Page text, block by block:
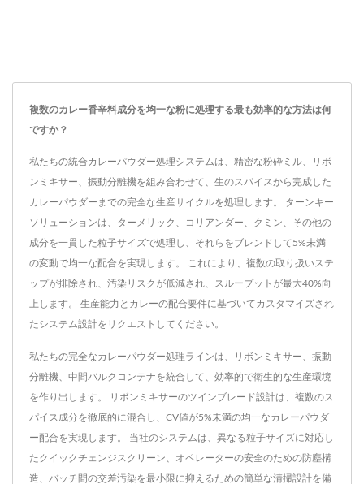
複数のカレー香辛料成分を均一な粉に処理する最も効率的な方法は何
ですか？
私たちの統合カレーパウダー処理システムは、精密な粉砕ミル、リボ
ンミキサー、振動分離機を組み合わせて、生のスパイスから完成した
カレーパウダーまでの完全な生産サイクルを処理します。 ターンキー
ソリューションは、ターメリック、コリアンダー、クミン、その他の
成分を一貫した粒子サイズで処理し、それらをブレンドして5%未満
の変動で均一な配合を実現します。 これにより、複数の取り扱いステ
ップが排除され、汚染リスクが低減され、スループットが最大40%向
上します。 生産能力とカレーの配合要件に基づいてカスタマイズされ
たシステム設計をリクエストしてください。
私たちの完全なカレーパウダー処理ラインは、リボンミキサー、振動
分離機、中間バルクコンテナを統合して、効率的で衛生的な生産環境
を作り出します。 リボンミキサーのツインブレード設計は、複数のス
パイス成分を徹底的に混合し、CV値が5%未満の均一なカレーパウダ
ー配合を実現します。 当社のシステムは、異なる粒子サイズに対応し
たクイックチェンジスクリーン、オペレーターの安全のための防塵構
造、バッチ間の交差汚染を最小限に抑えるための簡単な清掃設計を備